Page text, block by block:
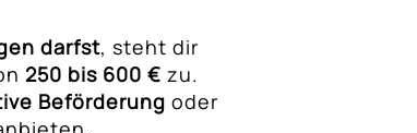
darfst, steht dir
250 bis 600 € zu.
Beförderung oder